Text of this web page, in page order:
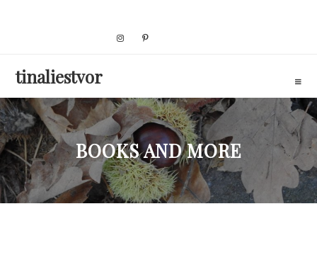
tinaliestvor
BOOKS AND MORE